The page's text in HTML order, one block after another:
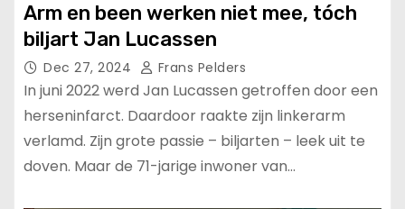
Arm en been werken niet mee, tóch
biljart Jan Lucassen
Dec 27, 2024 Frans Pelders
In juni 2022 werd Jan Lucassen getroffen door een
herseninfarct. Daardoor raakte zijn linkerarm
verlamd. Zijn grote passie – biljarten – leek uit te
doven. Maar de 71-jarige inwoner van…